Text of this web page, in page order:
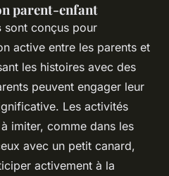
parent-enfant
sont conçus pour
active entre les parents et
les histoires avec des
peuvent engager leur
Les activités
imiter, comme dans les
avec un petit canard,
activement à la